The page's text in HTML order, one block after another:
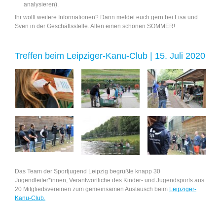
analysieren).
Ihr wollt weitere Informationen? Dann meldet euch gern bei Lisa und
Sven in der Geschäftsstelle. Allen einen schönen SOMMER!
Treffen beim Leipziger-Kanu-Club | 15. Juli 2020
Das Team der Sportjugend Leipzig begrüßte knapp 30
Jugendleiter*innen, Verantwortliche des Kinder- und Jugendsports aus
20 Mitgliedsvereinen zum gemeinsamen Austausch beim Leipziger-
Kanu-Club.